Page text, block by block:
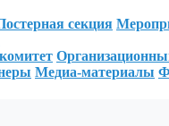
секция
Медиа-материалы